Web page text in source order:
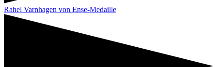
Rahel Varnhagen von Ense-Medaille